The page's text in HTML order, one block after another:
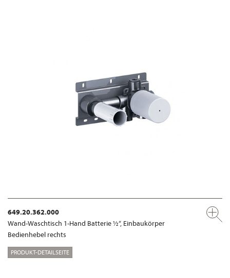
649.20.362.000
Wand-Waschtisch 1-Hand Batterie ½“, Einbaukörper
Bedienhebel rechts
PRODUKT-DETAILSEITE